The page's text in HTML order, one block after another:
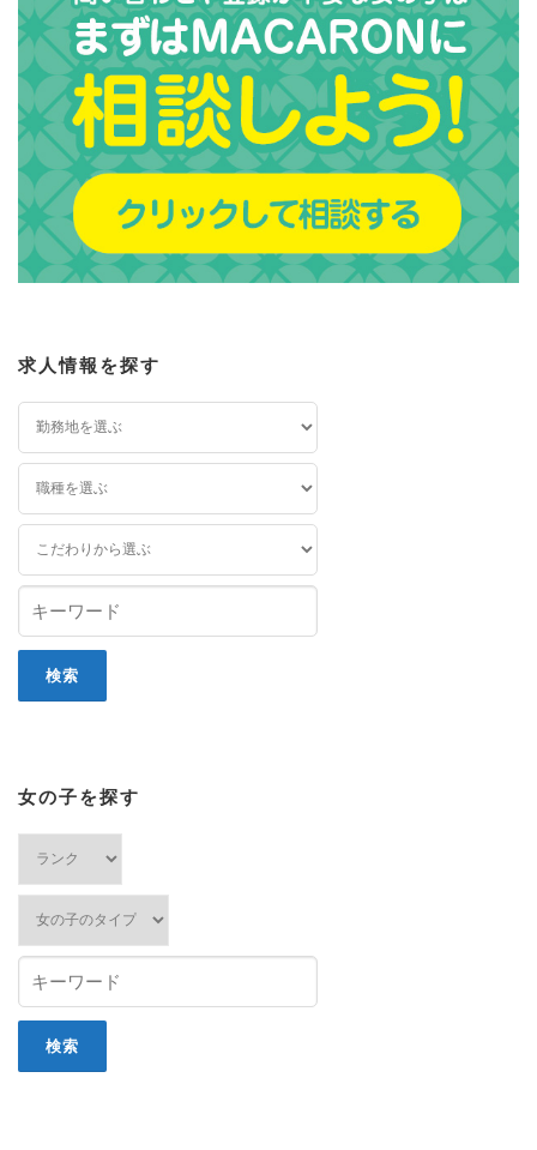
求人情報を探す
女の子を探す